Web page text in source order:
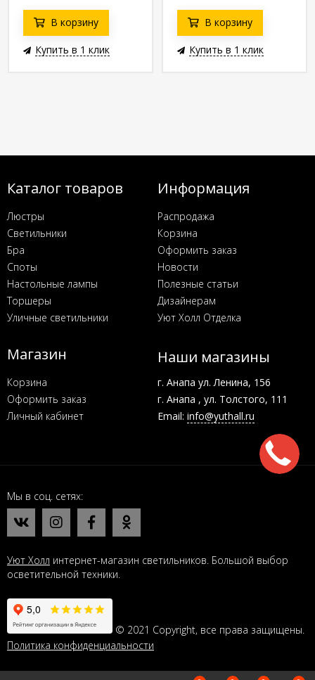
В корзину
Купить в 1 клик
В корзину
Купить в 1 клик
Каталог товаров
Люстры
Светильники
Бра
Споты
Настольные лампы
Торшеры
Уличные светильники
Информация
Распродажа
Корзина
Оформить заказ
Новости
Полезные статьи
Дизайнерам
Уют Холл Отделка
Магазин
Корзина
Оформить заказ
Личный кабинет
Наши магазины
г. Анапа ул. Ленина, 156
г. Анапа , ул. Толстого, 111
Email: info@yuthall.ru
Мы в соц. сетях
Уют Холл интернет-магазин светильников. Большой выбор
осветительной техники.
© 2021 Copyright, все права защищены.
Политика конфиденциальности